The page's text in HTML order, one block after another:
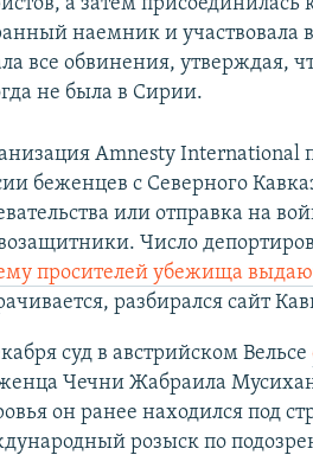
наемник и участвовала
все обвинения, утверждая,
не была в Сирии.
Amnesty International
беженцев с Северного
или отправка на
Число
просителей убежища
разбирался сайт
суд в австрийском Вельсе
Чечни Жабраила
он ранее находился под
розыск по